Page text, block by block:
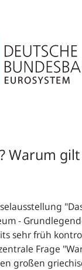
Warum gilt
-
sehr früh
Frage
großen